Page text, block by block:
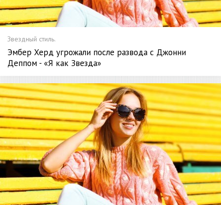
Звездный стиль.
Эмбер Херд угрожали после развода с Джонни
Деппом - «Я как Звезда»